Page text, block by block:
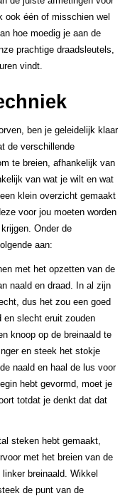
ook één of misschien wel
hoe moedig je aan de
prachtige draadsleutels,
vindt.
ben je geleidelijk klaar
de verschillende
te breien, afhankelijk van
van wat je wilt en wat
klein overzicht gemaakt
voor jou moeten worden
Onder de
aan:
met het opzetten van de
naald en draad. In al zijn
dus het zou een goed
en slecht eruit zouden
knoop op de breinaald te
en steek het stokje
naald en haal de lus voor
hebt gevormd, moet je
totdat je denkt dat dat
steken hebt gemaakt,
met het breien van de
breinaald. Wikkel
de punt van de